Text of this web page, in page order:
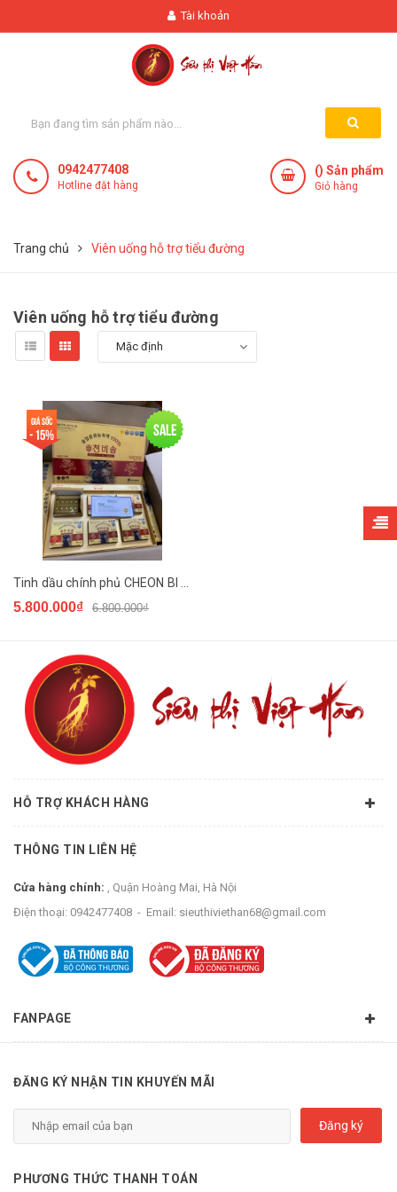
Tài khoản
0942477408
Hotline đặt hàng
() Sản phẩm
Giỏ hàng
Trang chủ Viên uống hỗ trợ tiểu đường
Viên uống hỗ trợ tiểu đường
Mặc định
Sale
Giá sốc
- 15%
5.800.000₫ 6.800.000₫
HỖ TRỢ KHÁCH HÀNG
THÔNG TIN LIÊN HỆ
Cửa hàng chính: , Quận Hoàng Mai, Hà Nội
Điện thoại: 0942477408 - Email: sieuthiviethan68@gmail.com
FANPAGE
ĐĂNG KÝ NHẬN TIN KHUYẾN MÃI
Đăng ký
PHƯƠNG THỨC THANH TOÁN